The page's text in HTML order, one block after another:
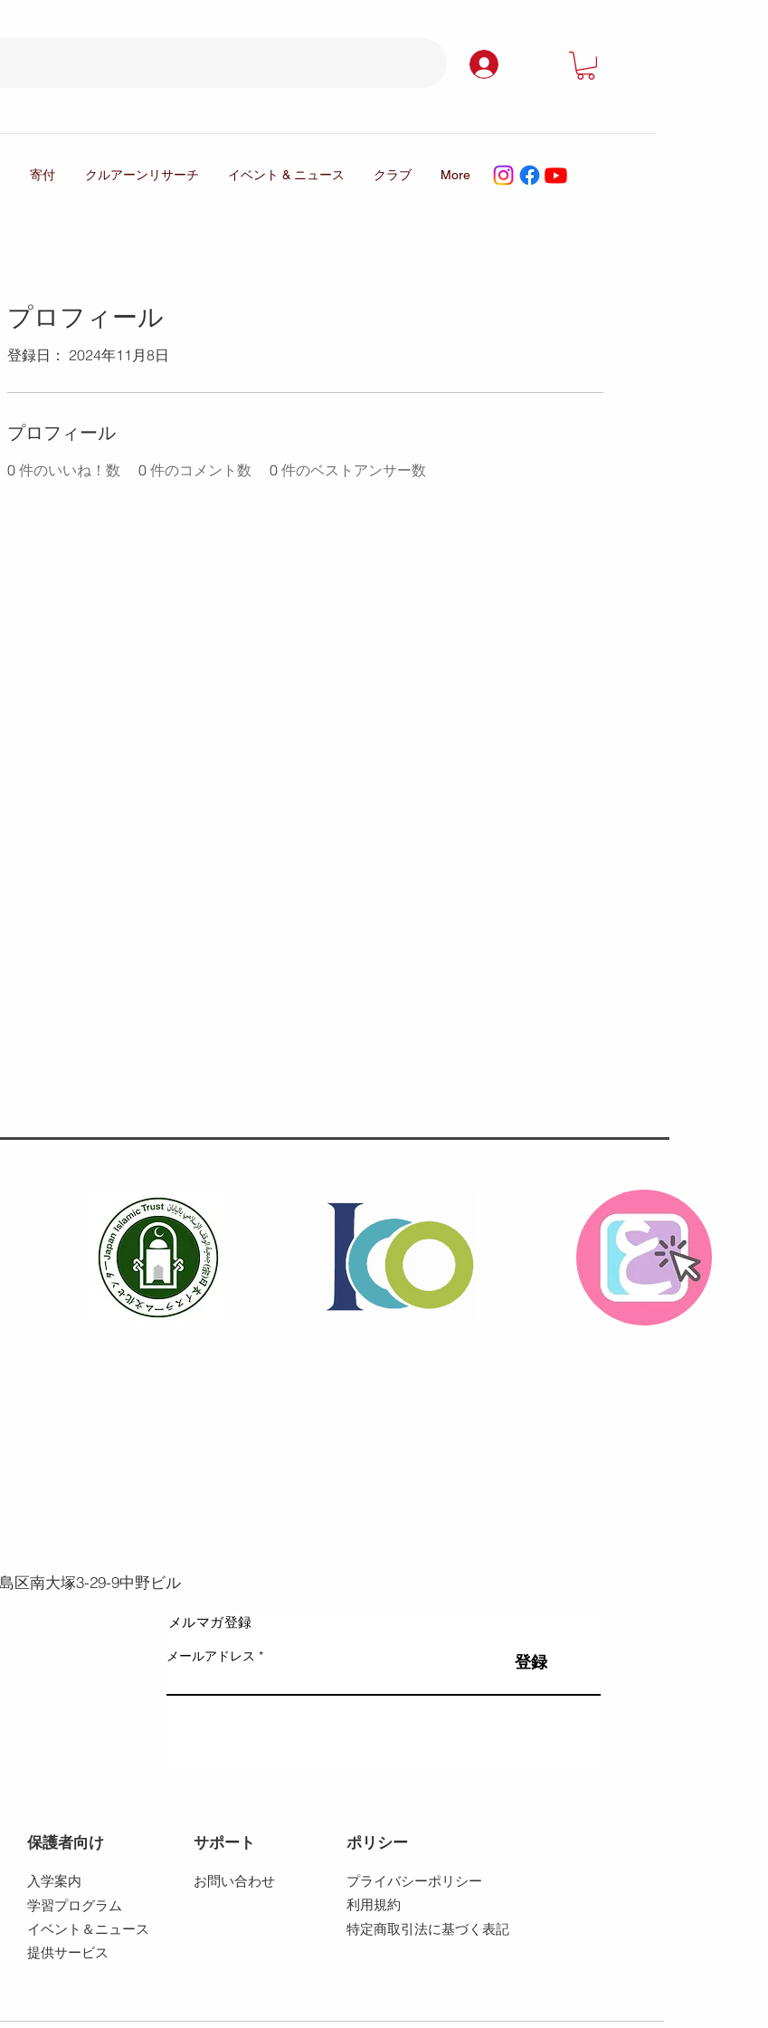
ログイン
寄付 クルアーンリサーチ イベント & ニュース クラブ More
プロフィール
登録日： 2024年11月8日
プロフィール
0 件のいいね！数 0 件のコメント数 0 件のベストアンサー数
区南大塚3-29-9中野ビル
メルマガ登録
メールアドレス 登録
保護者向け
入学案内
学習プログラム
イベント＆ニュース
提供サービス
サポート
お問い合わせ
ポリシー
プライバシーポリシー
利用規約
特定商取引法に基づく表記